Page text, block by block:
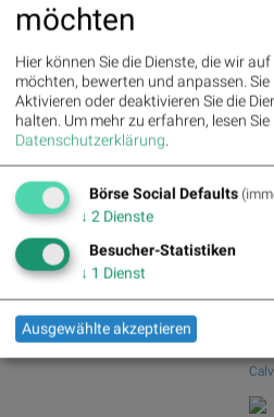
Palfinger : 1.32%
voestalpine : 0.23%» Details
CA Immo : 0.21% » Details
Uniqa : 0.05%» Details
DO&CO : 0.00%» Details
Erste Group : -1.19%
» Details
AT&S : -2.23%» Details
Österreichische Post : -4.48%
Details
möchten
Hier können Sie die Dienste, die wir
möchten, bewerten und anpassen. Sie
Aktivieren oder deaktivieren Sie die
halten. Um mehr zu erfahren, lesen
Datenschutzerklärung.
Börse Social Defaults
↓ 2 Dienste
Besucher-Statistiken
↓ 1 Dienst
Ausgewählte akzeptieren